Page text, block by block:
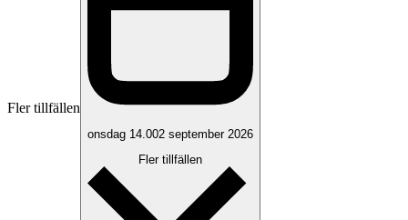
Fler tillfällen
onsdag 14.002 september 2026
Fler tillfällen